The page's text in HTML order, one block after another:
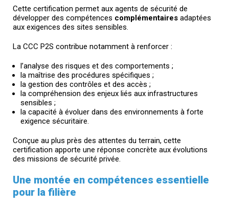
Cette certification permet aux agents de sécurité de
développer des compétences complémentaires adaptées
aux exigences des sites sensibles.
La CCC P2S contribue notamment à renforcer :
l’analyse des risques et des comportements ;
la maîtrise des procédures spécifiques ;
la gestion des contrôles et des accès ;
la compréhension des enjeux liés aux infrastructures
sensibles ;
la capacité à évoluer dans des environnements à forte
exigence sécuritaire.
Conçue au plus près des attentes du terrain, cette
certification apporte une réponse concrète aux évolutions
des missions de sécurité privée.
Une montée en compétences essentielle
pour la filière